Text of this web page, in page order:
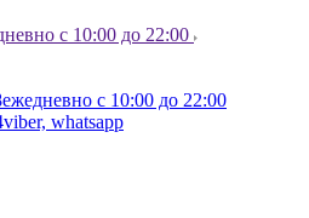
с 10:00 до 22:00
ежедневно с 10:00 до 22:00
viber, whatsapp